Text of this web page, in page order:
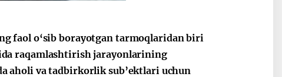
faol o‘sib borayotgan tarmoqlaridan biri
raqamlashtirish jarayonlarining
aholi va tadbirkorlik sub’ektlari uchun